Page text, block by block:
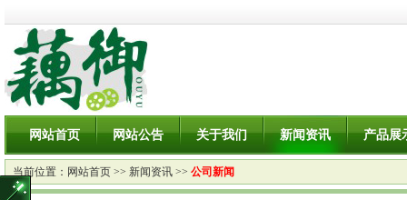
网站首页 网站公告 关于我们 新闻资讯 产品展
当前位置： 网站首页 >> 新闻资讯 >> 公司新闻